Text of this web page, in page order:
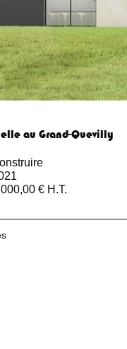
au Grand-Quevilly
€ H.T.